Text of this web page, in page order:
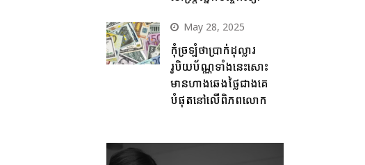
May 28, 2025
កុំច្រឡំថាប្រាក់ដុល្លារ
រូបិយប័ណ្ណទាំងនេះសោះ
មានហាងឆេងថ្លៃជាងគេ
បំផុតនៅលើពិភពលោក